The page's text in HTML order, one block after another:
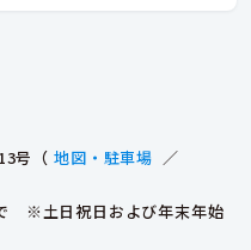
号（ 地図・駐車場 ／
※土日祝日および年末年始